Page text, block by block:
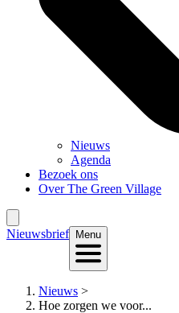
Nieuws
Agenda
Bezoek ons
Over The Green Village
Nieuwsbrief Menu
Nieuws >
Hoe zorgen we voor...